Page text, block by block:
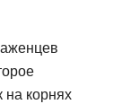
на корнях